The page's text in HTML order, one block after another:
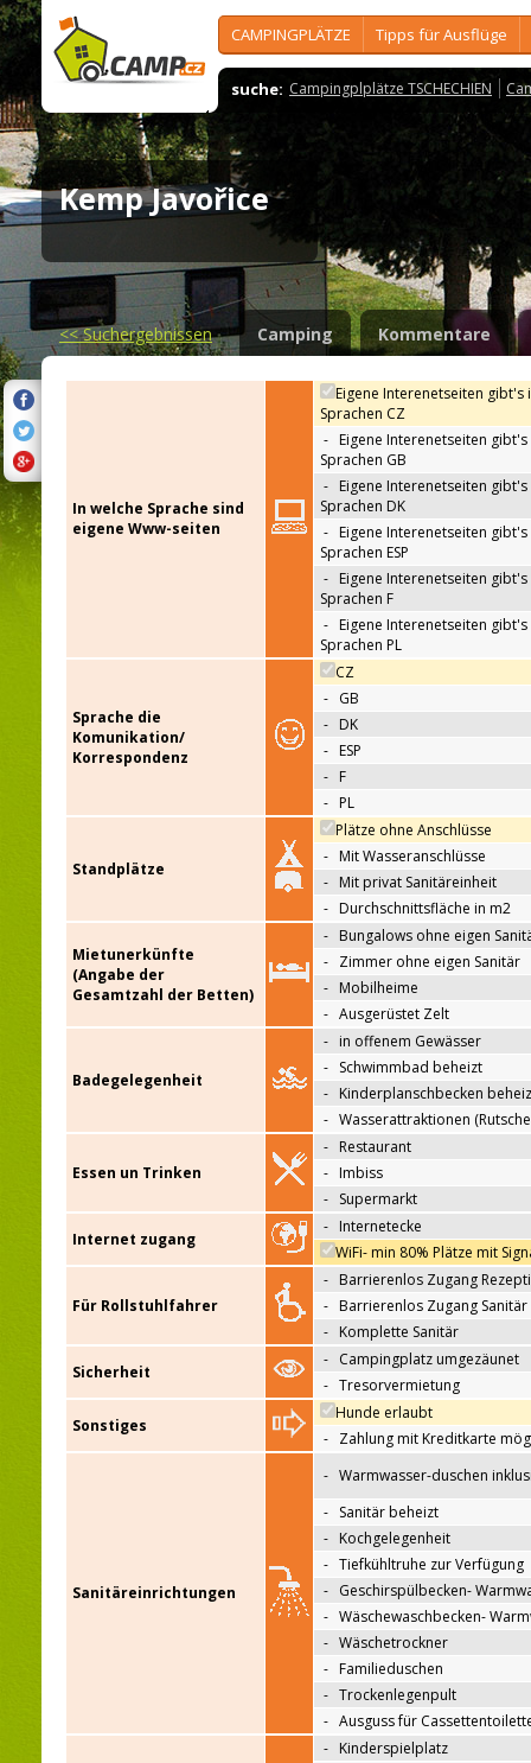
CAMPINGPLÄTZE Tipps für Ausflüge
suche: Campingplplätze TSCHECHIEN
Kemp Javořice
<<Suchergebnissen Camping Kommentare
In welche Sprache sind
eigene Www-seiten
Eigene Interenetseiten gibt's
Sprachen CZ
- Eigene Interenetseiten gibt's
Sprachen GB
- Eigene Interenetseiten gibt's
Sprachen DK
- Eigene Interenetseiten gibt's
Sprachen ESP
- Eigene Interenetseiten gibt's
Sprachen F
- Eigene Interenetseiten gibt's
Sprachen PL
Sprache die
Komunikation/
Korrespondenz
CZ
- GB
- DK
- ESP
- F
- PL
Standplätze
Plätze ohne Anschlüsse
- Mit Wasseranschlüsse
- Mit privat Sanitäreinheit
- Durchschnittsfläche in m2
Mietunerkünfte
(Angabe der
Gesamtzahl der Betten)
- Bungalows ohne eigen
- Zimmer ohne eigen Sanitär
- Mobilheime
- Ausgerüstet Zelt
Badegelegenheit
- in offenem Gewässer
- Schwimmbad beheizt
- Kinderplanschbecken
- Wasserattraktionen
Essen un Trinken
- Restaurant
- Imbiss
- Supermarkt
Internet zugang
- Internetecke
WiFi- min 80% Plätze mit
Für Rollstuhlfahrer
- Barrierenlos Zugang
- Barrierenlos Zugang Sanitär
- Komplette Sanitär
Sicherheit
- Campingplatz umgezäunet
- Tresorvermietung
Sonstiges
Hunde erlaubt
- Zahlung mit Kreditkarte
Sanitäreinrichtungen
- Warmwasser-duschen
- Sanitär beheizt
- Kochgelegenheit
- Tiefkühltruhe zur Verfügung
- Geschirspülbecken-
- Wäschewaschbecken-
- Wäschetrockner
- Familieduschen
- Trockenlegenpult
- Ausguss für
- Kinderspielplatz